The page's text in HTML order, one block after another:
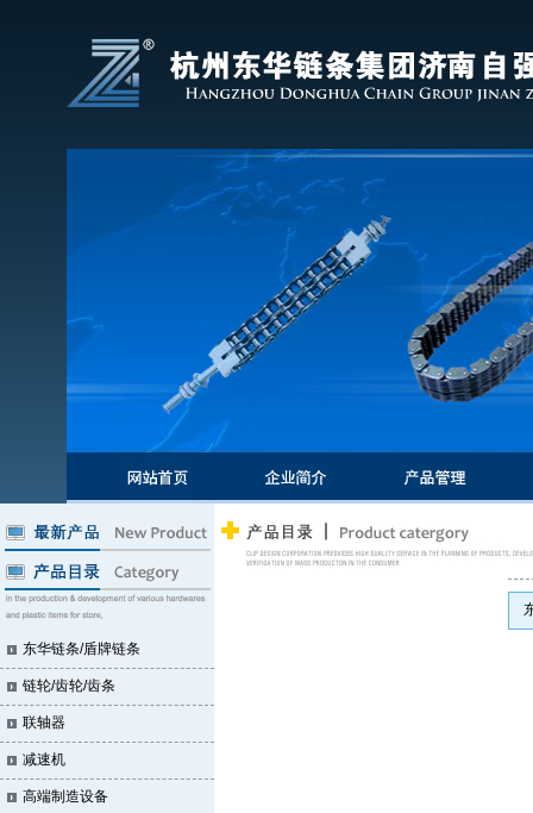
东华链条/盾牌链条
链轮/齿轮/齿条
联轴器
减速机
高端制造设备